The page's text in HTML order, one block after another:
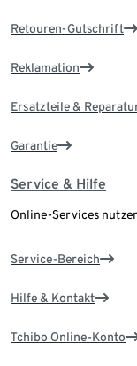
Retouren-Gutschrift
Reklamation
Ersatzteile &
Garantie
Service & Hilfe
Online-Services
Service-Bereich
Hilfe & Kontakt
Tchibo Online-Konto